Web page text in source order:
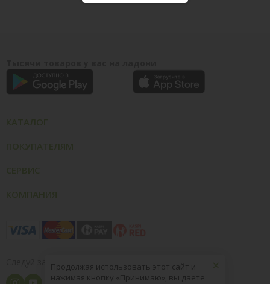
Следуй за нами ×
Продолжая использовать этот сайт и
нажимая кнопку «Принимаю», вы даете